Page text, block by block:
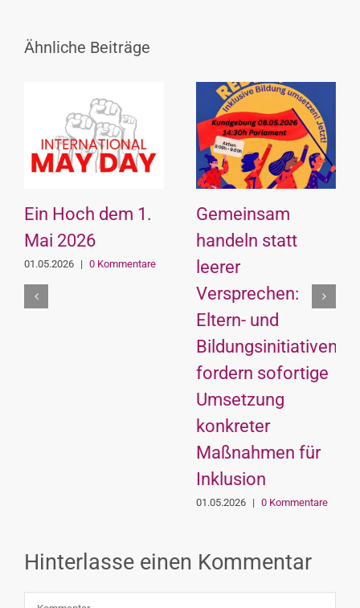
Ähnliche Beiträge
Ein Hoch dem 1.
Mai 2026
01.05.2026 | 0 Kommentare
Gemeinsam
handeln statt
leerer
Versprechen:
Eltern- und
Bildungsinitiativen
fordern sofortige
Umsetzung
konkreter
Maßnahmen für
Inklusion
01.05.2026 | 0 Kommentare
Hinterlasse einen Kommentar
Kommentar